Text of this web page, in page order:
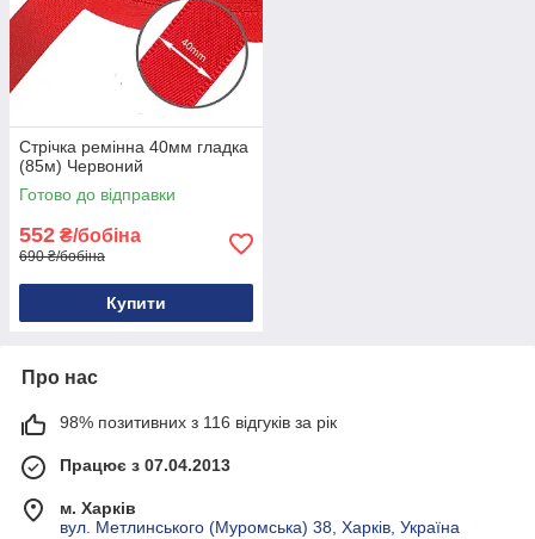
Стрічка ремінна 40мм гладка
(85м) Червоний
Готово до відправки
552 ₴/бобіна
690 ₴/бобіна
Купити
Про нас
98% позитивних з 116 відгуків за рік
Працює з 07.04.2013
м. Харків
вул. Метлинського (Муромська) 38, Харків, Україна